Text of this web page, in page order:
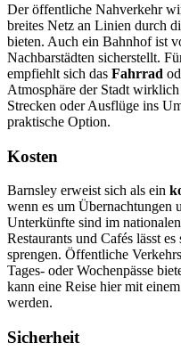
Der öffentliche Nahverkehr
breites Netz an Linien durch
bieten. Auch ein Bahnhof ist
Nachbarstädten sicherstellt.
empfiehlt sich das Fahrrad
Atmosphäre der Stadt
Strecken oder Ausflüge ins
praktische Option.
Kosten
Barnsley erweist sich als ein
wenn es um Übernachtungen
Unterkünfte sind im
Restaurants und Cafés lässt
sprengen. Öffentliche
Tages- oder Wochenpässe
kann eine Reise hier mit
werden.
Sicherheit